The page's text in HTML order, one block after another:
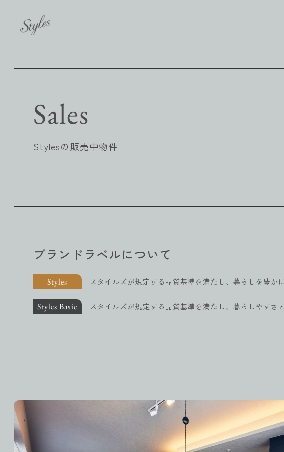
Sales
Stylesの販売中物件
ブランドラベルについて
Styles スタイルズが規定する品質基準を満たし、暮らしを豊
Styles Basic スタイルズが規定する品質基準を満たし、暮らしやすさ